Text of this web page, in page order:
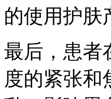
的使用护肤
最后，患者
度的紧张和